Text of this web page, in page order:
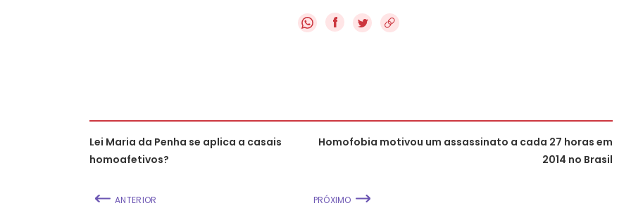
f
Lei Maria da Penha se aplica a casais
homoafetivos?
ANTERIOR
Homofobia motivou um assassinato a cada 27 horas em
2014 no Brasil
PRÓXIMO